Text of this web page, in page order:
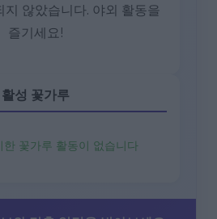
지 않았습니다. 야외 활동을
즐기세요!
활성 꽃가루
한 꽃가루 활동이 없습니다